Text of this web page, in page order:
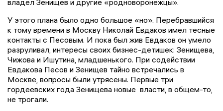
У этого плана было одно большое «но». Перебравшийся
к тому времени в Москву Николай Евдаков имел тесные
контакты с Песовым. И пока был жив Евдаков он умело
разруливал, интересы своих бизнес-детишек: Зенищева,
Чижова и Ишутина, младшенького. При содействии
Евдакова Песов и Зенищев тайно встречались в
Москве, вопросы были утрясены. Первые три
гордеевских года Зенищева новые власти, в общем-то,
не трогали.